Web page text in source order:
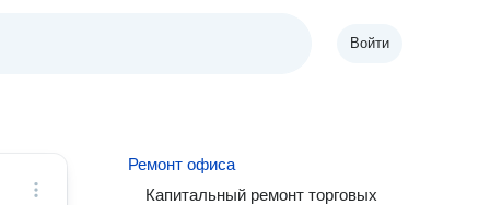
Войти
Ремонт офиса
Капитальный ремонт торговых